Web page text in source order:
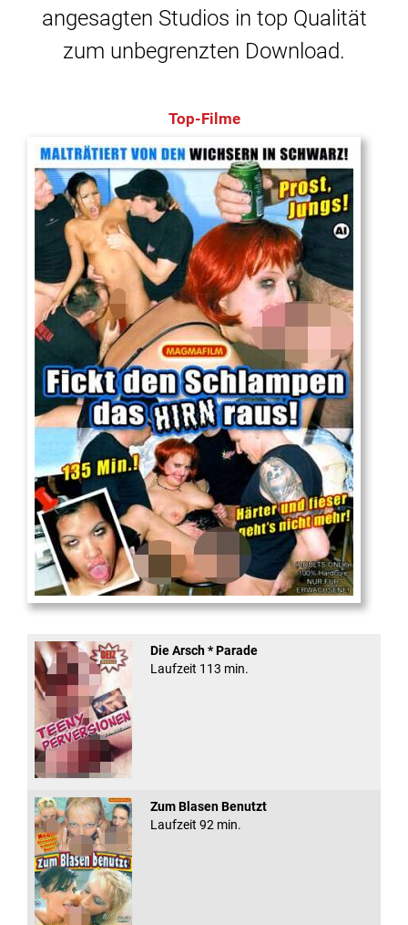
angesagten Studios in top Qualität
zum unbegrenzten Download.
Top-Filme
Fickt den Schlampen ...
Die Arsch * Parade
Laufzeit 113 min.
Zum Blasen Benutzt
Laufzeit 92 min.